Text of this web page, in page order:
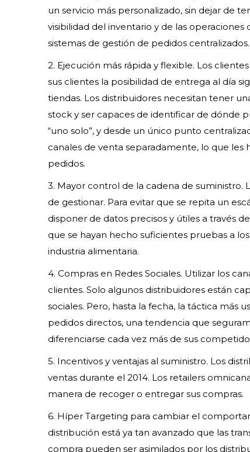
un servicio más personalizado, sin dejar de
visibilidad del inventario y de las
sistemas de gestión de pedidos centralizados.
2. Ejecución más rápida y flexible. Los
sus clientes la posibilidad de entrega al día
tiendas. Los distribuidores necesitan tener
stock y ser capaces de identificar de dónde
“uno solo”, y desde un único punto
canales de venta separadamente, lo que
pedidos.
3. Mayor control de la cadena de suministro.
de gestionar. Para evitar que se repita un
disponer de datos precisos y útiles a través
que se hayan hecho suficientes pruebas a
industria alimentaria.
4. Compras en Redes Sociales. Utilizar los
clientes. Solo algunos distribuidores están
sociales. Pero, hasta la fecha, la táctica más
pedidos directos, una tendencia que
diferenciarse cada vez más de sus
5. Incentivos y ventajas al suministro. Los
ventas durante el 2014. Los retailers
manera de recoger o entregar sus compras.
6. Híper Targeting para cambiar el
distribución está ya tan avanzado que las
compra pueden ser asimilados por los